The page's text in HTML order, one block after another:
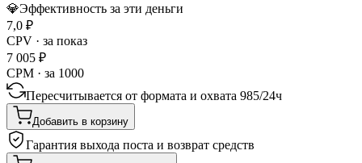
💎Эффективность за эти деньги
7,0 ₽
CPV · за показ
7 005 ₽
CPM · за 1000
Пересчитывается от формата и охвата 985/24ч
Добавить в корзину
Гарантия выхода поста и возврат средств